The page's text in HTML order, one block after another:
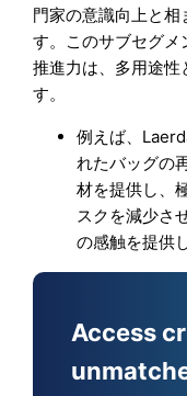
門家の意識向上と相
す。このサブセグ
推進力は、多用途
す。
例えば、
れたバッグの
材を提供し、
スクを減少さ
の感触を提供
Access